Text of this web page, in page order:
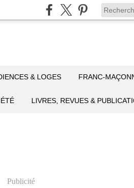
& LOGES FRANC-
LIVRES, REVUES &
Publicité